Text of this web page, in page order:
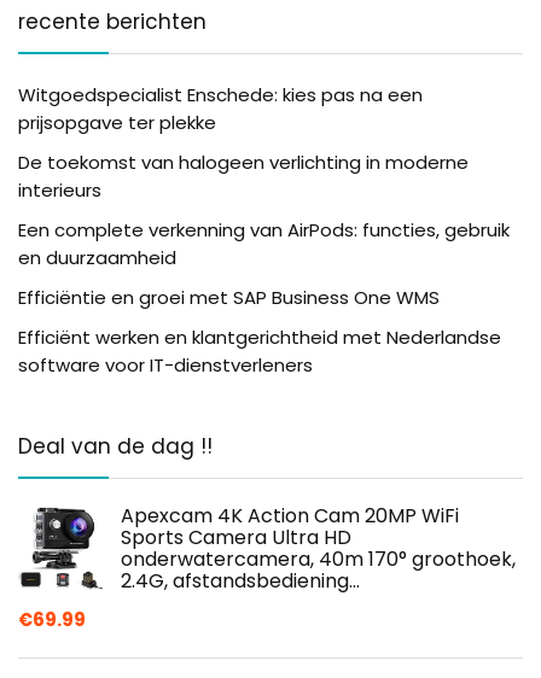
recente berichten
Witgoedspecialist Enschede: kies pas na een
prijsopgave ter plekke
De toekomst van halogeen verlichting in moderne
interieurs
Een complete verkenning van AirPods: functies, gebruik
en duurzaamheid
Efficiëntie en groei met SAP Business One WMS
Efficiënt werken en klantgerichtheid met Nederlandse
software voor IT-dienstverleners
Deal van de dag !!
Apexcam 4K Action Cam 20MP WiFi
Sports Camera Ultra HD
onderwatercamera, 40m 170° groothoek,
2.4G, afstandsbediening…
€69.99